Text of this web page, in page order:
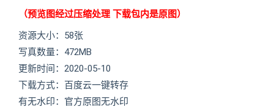
（预览图经过压缩处理 下载包内是原图）
资源大小：58张
写真数量：472MB
更新时间：2020-05-10
下载方式：百度云一键转存
有无水印：官方原图无水印